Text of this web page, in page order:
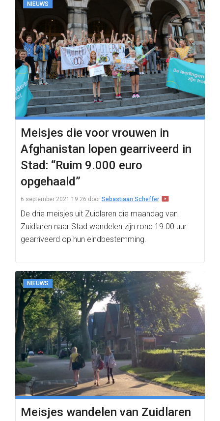
NIEUWS
Meisjes die voor vrouwen in
Afghanistan lopen gearriveerd in
Stad: “Ruim 9.000 euro
opgehaald”
6 september 2021 19:26 door Sebastiaan Scheffer
De drie meisjes uit Zuidlaren die maandag van
Zuidlaren naar Stad wandelen zijn rond 19.00 uur
gearriveerd op hun eindbestemming.
NIEUWS
Meisjes wandelen van Zuidlaren